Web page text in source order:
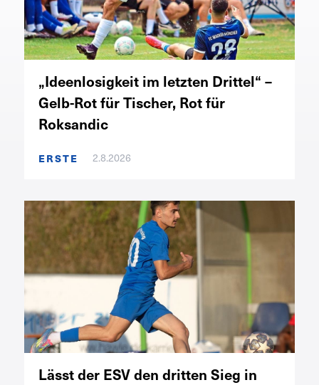
„Ideenlosigkeit im letzten Drittel“ –
Gelb-Rot für Tischer, Rot für
Roksandic
ERSTE 2.8.2026
Lässt der ESV den dritten Sieg in